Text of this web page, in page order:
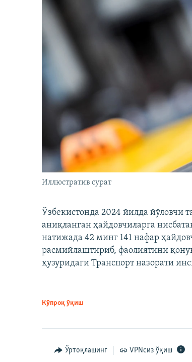
Иллюстратив сурат
Ўзбекистонда 2024 йилда
аниқланган ҳайдовчиларга
натижада 42 минг 141 нафар
расмийлаштириб, фаолиятини
ҳузуридаги Транспорт назорати
Кўпроқ ўқиш
Ўртоқлашинг VPNсиз ўқиш